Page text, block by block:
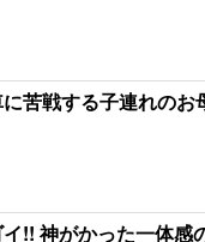
苦戦する子連れの
!! 神がかった一体感